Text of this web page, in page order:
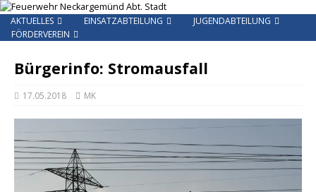
AKTUELLES EINSATZABTEILUNG
JUGENDABTEILUNG
FÖRDERVEREIN
Bürgerinfo: Stromausfall
17.05.2018 MK